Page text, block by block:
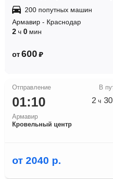
200 попутных машин
Армавир - Краснодар
2 ч 0 мин
от 600 ₽
01:10
Армавир
Кровельный центр
2 ч 30
от 2040 р.